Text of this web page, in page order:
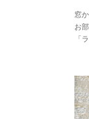
窓
お
「